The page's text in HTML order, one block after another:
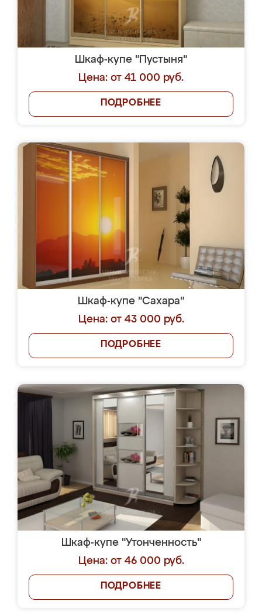
Шкаф-купе "Пустыня"
Цена: от 41 000 руб.
ПОДРОБНЕЕ
Шкаф-купе "Сахара"
Цена: от 43 000 руб.
ПОДРОБНЕЕ
Шкаф-купе "Утонченность"
Цена: от 46 000 руб.
ПОДРОБНЕЕ